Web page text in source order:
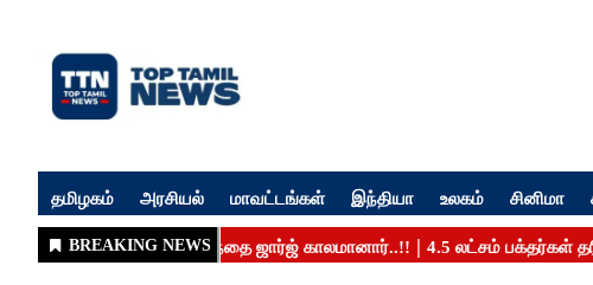
தமிழகம் அரசியல் மாவட்டங்கள் இந்தியா உலகம் சினிமா